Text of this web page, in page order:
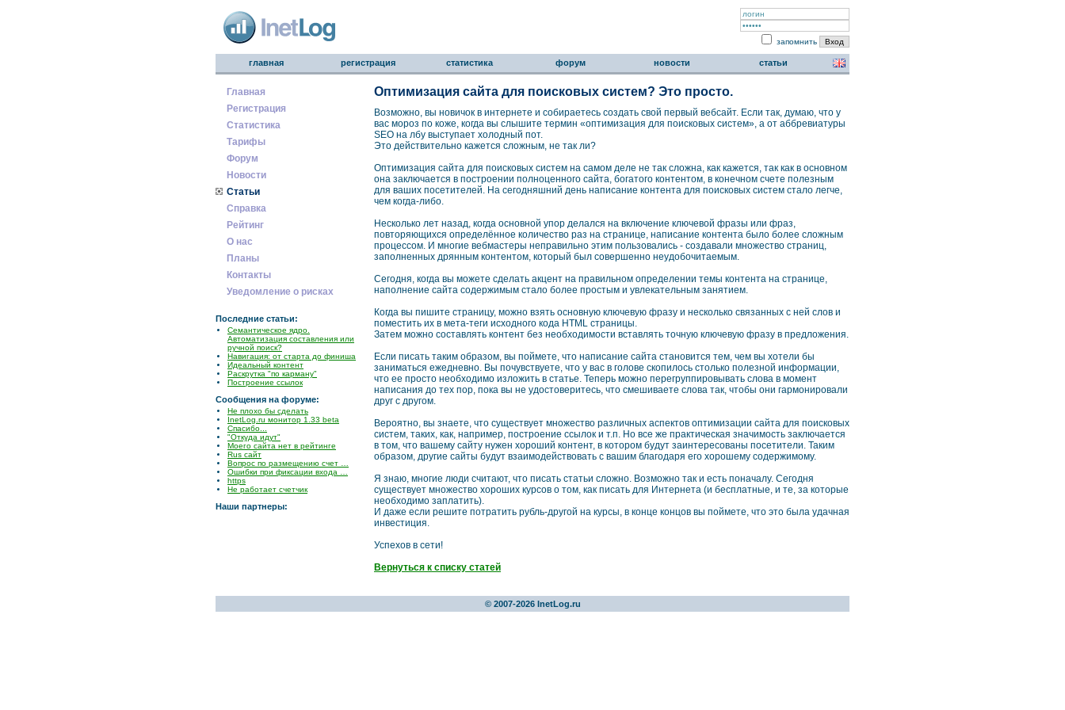
запомнить
главная регистрация статистика форум новости статьи
Главная
Регистрация
Статистика
Тарифы
Форум
Новости
Статьи
Справка
Рейтинг
О нас
Планы
Контакты
Уведомление о рисках
Последние статьи:
Семантическое ядро.
Автоматизация составления или
ручной поиск?
Навигация: от старта до финиша
Идеальный контент
Раскрутка "по карману"
Построение ссылок
Сообщения на форуме:
Не плохо бы сделать
InetLog.ru монитор 1.33 beta
Спасибо...
"Откуда идут"
Моего сайта нет в рейтинге
Rus сайт
Вопрос по размещению счет …
Ошибки при фиксации входа …
https
Не работает счетчик
Наши партнеры:
Оптимизация сайта для поисковых систем? Это просто.
Возможно, вы новичок в интернете и собираетесь создать свой первый вебсайт. Если так, думаю, что у
вас мороз по коже, когда вы слышите термин «оптимизация для поисковых систем», а от аббревиатуры
SEO на лбу выступает холодный пот.
Это действительно кажется сложным, не так ли?
Оптимизация сайта для поисковых систем на самом деле не так сложна, как кажется, так как в основном
она заключается в построении полноценного сайта, богатого контентом, в конечном счете полезным
для ваших посетителей. На сегодняшний день написание контента для поисковых систем стало легче,
чем когда-либо.
Несколько лет назад, когда основной упор делался на включение ключевой фразы или фраз,
повторяющихся определённое количество раз на странице, написание контента было более сложным
процессом. И многие вебмастеры неправильно этим пользовались - создавали множество страниц,
заполненных дрянным контентом, который был совершенно неудобочитаемым.
Сегодня, когда вы можете сделать акцент на правильном определении темы контента на странице,
наполнение сайта содержимым стало более простым и увлекательным занятием.
Когда вы пишите страницу, можно взять основную ключевую фразу и несколько связанных с ней слов и
поместить их в мета-теги исходного кода HTML страницы.
Затем можно составлять контент без необходимости вставлять точную ключевую фразу в предложения.
Если писать таким образом, вы поймете, что написание сайта становится тем, чем вы хотели бы
заниматься ежедневно. Вы почувствуете, что у вас в голове скопилось столько полезной информации,
что ее просто необходимо изложить в статье. Теперь можно перегруппировывать слова в момент
написания до тех пор, пока вы не удостоверитесь, что смешиваете слова так, чтобы они гармонировали
друг с другом.
Вероятно, вы знаете, что существует множество различных аспектов оптимизации сайта для поисковых
систем, таких, как, например, построение ссылок и т.п. Но все же практическая значимость заключается
в том, что вашему сайту нужен хороший контент, в котором будут заинтересованы посетители. Таким
образом, другие сайты будут взаимодействовать с вашим благодаря его хорошему содержимому.
Я знаю, многие люди считают, что писать статьи сложно. Возможно так и есть поначалу. Сегодня
существует множество хороших курсов о том, как писать для Интернета (и бесплатные, и те, за которые
необходимо заплатить).
И даже если решите потратить рубль-другой на курсы, в конце концов вы поймете, что это была удачная
инвестиция.
Успехов в сети!
Вернуться к списку статей
© 2007-2026 InetLog.ru